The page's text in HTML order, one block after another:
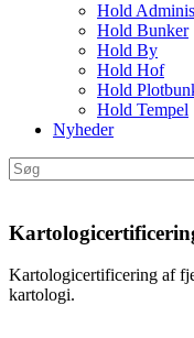
Hold
Hold Bunker
Hold By
Hold Hof
Hold
Hold Tempel
Nyheder
Kartologicertificering af
kartologi.